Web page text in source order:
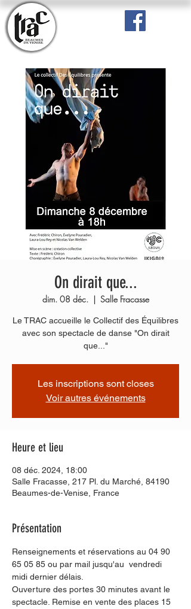
On dirait que...
dim. 08 déc.
  |
Salle Fracasse
Le TRAC accueille le Collectif des Équilibres
avec son spectacle de danse "On dirait
que..."
Les inscriptions sont closes
Voir autres événements
Heure et lieu
08 déc. 2024, 18:00
Salle Fracasse, 217 Pl. du Marché, 84190
Beaumes-de-Venise, France
Présentation
Renseignements et réservations au 04 90
65 05 85 ou par mail jusqu'au  vendredi
midi dernier délais.
Ouverture des portes 30 minutes avant le
spectacle. Remise en vente des places 15